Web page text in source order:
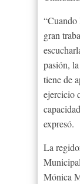
“Cuando
gran
pasión,
tiene de
ejercicio
expresó.
La
Mónica